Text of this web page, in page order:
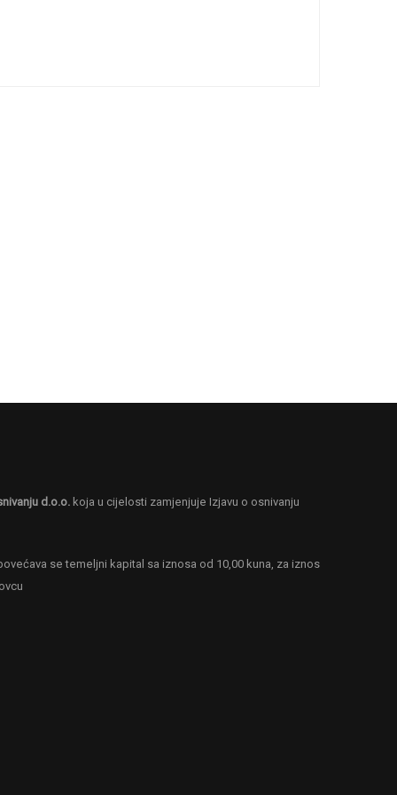
d.o.o.koja u cijelosti zamjenjuje Izjavu o osnivanju
se temeljni kapital sa iznosa od 10,00 kuna, za iznos